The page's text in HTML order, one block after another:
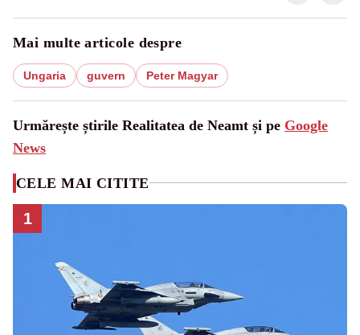
Mai multe articole despre
Ungaria guvern Peter Magyar
Urmărește știrile Realitatea de Neamt și pe Google
News
CELE MAI CITITE
1